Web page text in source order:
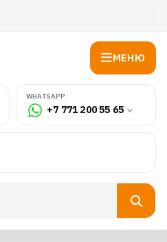
МЕНЮ
WHATSAPP
+7 771 200 55 65